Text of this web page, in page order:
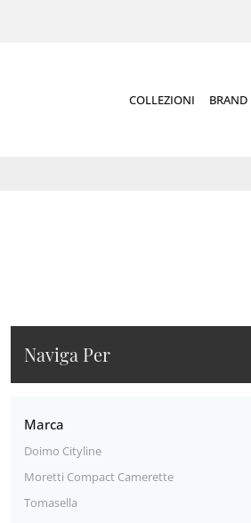
COLLEZIONI BRAND
Naviga Per
Marca
Doimo Cityline
Moretti Compact Camerette
Tomasella